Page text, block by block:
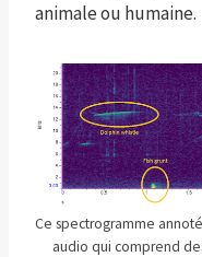
animale ou humaine.
Ce spectrogramme
audio qui comprend